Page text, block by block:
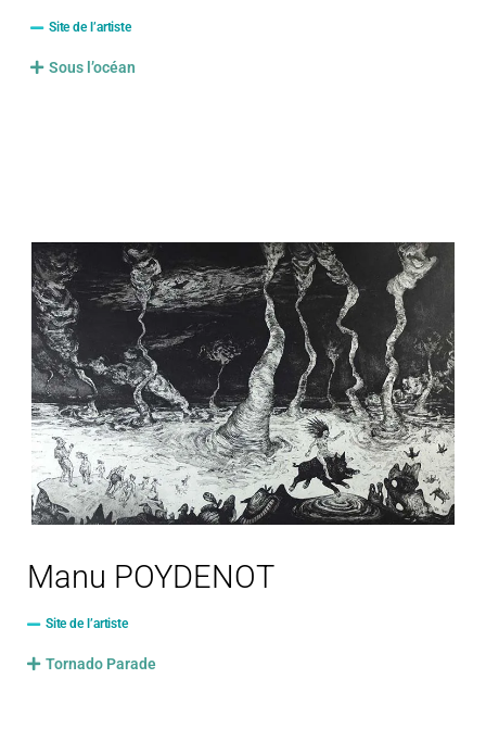
Site de l’artiste
Sous l’océan
Manu POYDENOT
Site de l’artiste
Tornado Parade